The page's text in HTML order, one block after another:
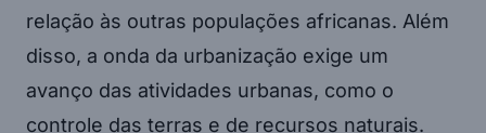
relação às outras populações africanas. Além
disso, a onda da urbanização exige um
avanço das atividades urbanas, como o
controle das terras e de recursos naturais.